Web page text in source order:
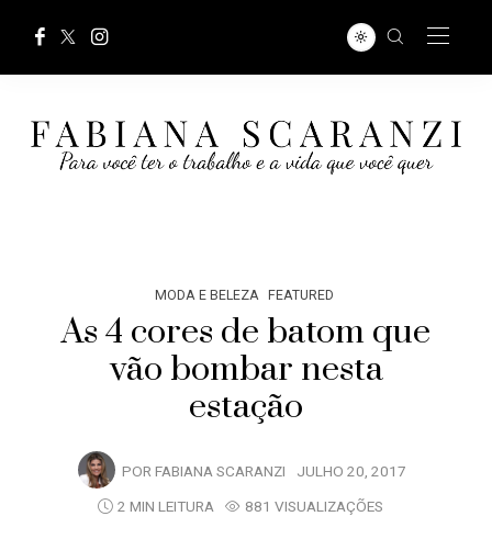
MODA E BELEZA FEATURED
As 4 cores de batom que
vão bombar nesta
estação
POR FABIANA SCARANZI JULHO 20, 2017
2 MIN LEITURA
881 VISUALIZAÇÕES